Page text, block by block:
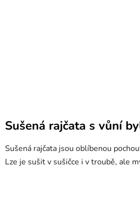
Sušená rajčata s vůní
Sušená rajčata jsou oblíbenou
Lze je sušit v sušičce i v troubě, ale